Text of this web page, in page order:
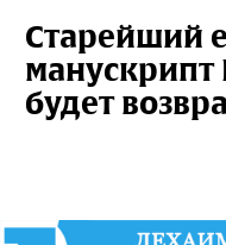
Старейший
манускрипт
будет